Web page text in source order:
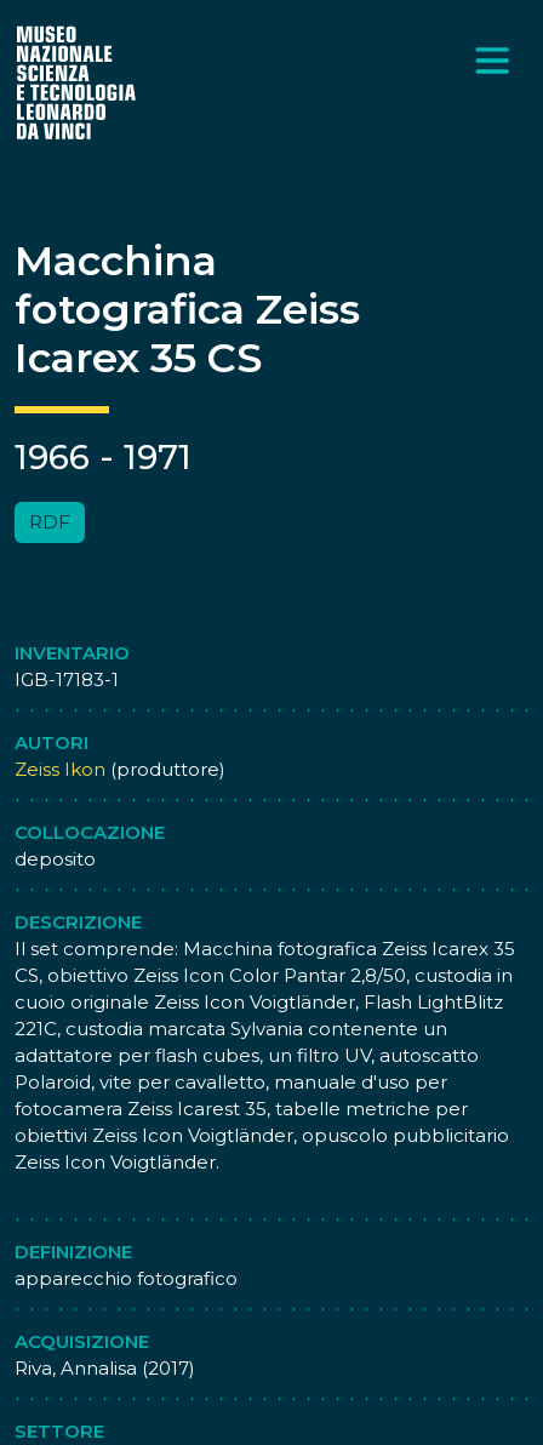
Macchina
fotografica Zeiss
Icarex 35 CS
1966 - 1971
RDF
INVENTARIO
IGB-17183-1
AUTORI
Zeiss Ikon (produttore)
COLLOCAZIONE
deposito
DESCRIZIONE
Il set comprende: Macchina fotografica Zeiss Icarex 35
CS, obiettivo Zeiss Icon Color Pantar 2,8/50, custodia in
cuoio originale Zeiss Icon Voigtländer, Flash LightBlitz
221C, custodia marcata Sylvania contenente un
adattatore per flash cubes, un filtro UV, autoscatto
Polaroid, vite per cavalletto, manuale d'uso per
fotocamera Zeiss Icarest 35, tabelle metriche per
obiettivi Zeiss Icon Voigtländer, opuscolo pubblicitario
Zeiss Icon Voigtländer.
DEFINIZIONE
apparecchio fotografico
ACQUISIZIONE
Riva, Annalisa (2017)
SETTORE